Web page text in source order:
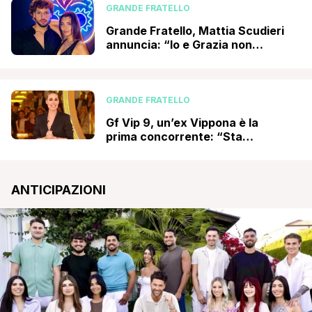
GRANDE FRATELLO
Grande Fratello, Mattia Scudieri
annuncia: “Io e Grazia non
GRANDE FRATELLO
Gf Vip 9, un’ex Vippona è la
prima concorrente: “Sta
ANTICIPAZIONI